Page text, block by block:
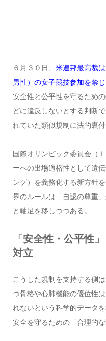
６月３０日、 米連邦最高裁
男性）の女子競技参加を禁
安全性と公平性を守るため
どに違反しないとする判断
れていた類似規制に法的裏
国際オリンピック委員会（
ーへの出場適格性として遺
ング）を義務化する新方針
界のルールは「自認の尊重
と軸足を移しつつある。
「安全性・公平性
対立
こうした規制を支持する側
つ骨格や心肺機能の優位性
れないという科学的データ
安全を守るための「合理的